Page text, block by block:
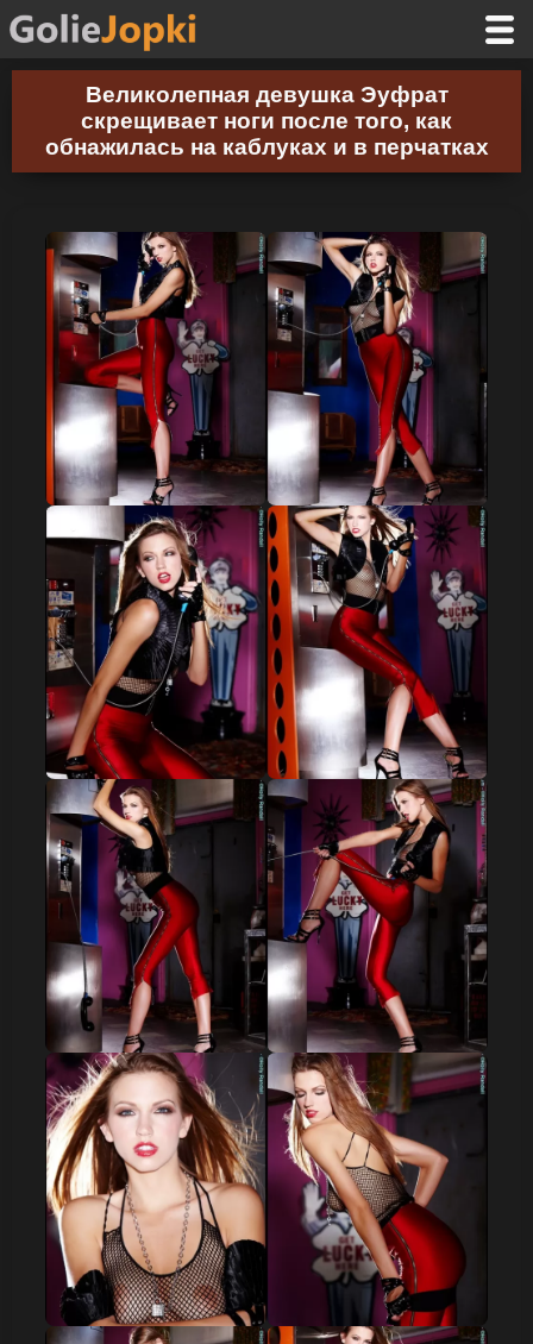
Великолепная девушка Эуфрат
скрещивает ноги после того, как
обнажилась на каблуках и в перчатках